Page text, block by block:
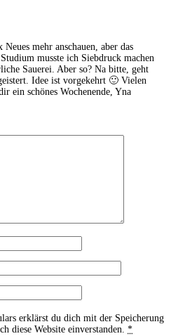
mehr anschauen, aber das
musste ich Siebdruck machen
Sauerei. Aber so? Na bitte, geht
Idee ist vorgekehrt 🙂 Vielen
ein schönes Wochenende, Yna
erklärst du dich mit der Speicherung
diese Website einverstanden. *